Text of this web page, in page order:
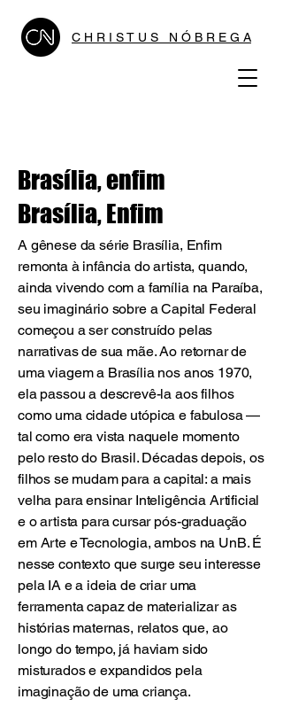
C H R I S T U S N Ó B R E G A
Brasília, enfim
Brasília, Enfim
A gênese da série Brasília, Enfim
remonta à infância do artista, quando,
ainda vivendo com a família na Paraíba,
seu imaginário sobre a Capital Federal
começou a ser construído pelas
narrativas de sua mãe. Ao retornar de
uma viagem a Brasília nos anos 1970,
ela passou a descrevê-la aos filhos
como uma cidade utópica e fabulosa —
tal como era vista naquele momento
pelo resto do Brasil. Décadas depois, os
filhos se mudam para a capital: a mais
velha para ensinar Inteligência Artificial
e o artista para cursar pós-graduação
em Arte e Tecnologia, ambos na UnB. É
nesse contexto que surge seu interesse
pela IA e a ideia de criar uma
ferramenta capaz de materializar as
histórias maternas, relatos que, ao
longo do tempo, já haviam sido
misturados e expandidos pela
imaginação de uma criança.